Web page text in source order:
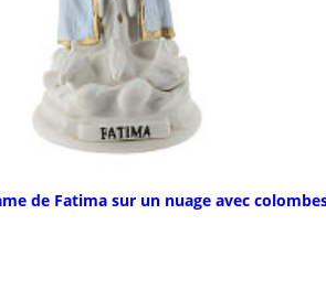
de Fatima sur un nuage avec